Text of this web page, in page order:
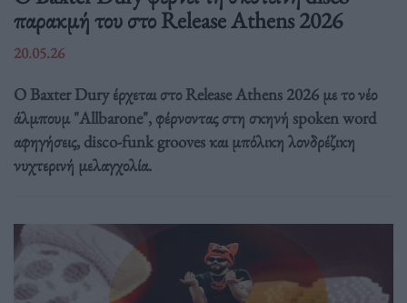
παρακμή του στο Release Athens 2026
20.05.26
Ο Baxter Dury έρχεται στο Release Athens 2026 με το νέο
άλμπουμ "Allbarone", φέρνοντας στη σκηνή spoken word
αφηγήσεις, disco-funk grooves και μπόλικη λονδρέζικη
νυχτερινή μελαγχολία.